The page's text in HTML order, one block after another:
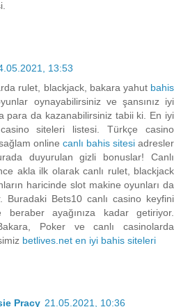
13:53
rulet, blackjack, bakara yahut bahis
oynayabilirsiniz ve şansınız iyi
para da kazanabilirsiniz tabii ki. En iyi
siteleri listesi. Türkçe casino
online canlı bahis sitesi adresler
duyurulan gizli bonuslar! Canlı
akla ilk olarak canlı rulet, blackjack
haricinde slot makine oyunları da
Buradaki Bets10 canlı casino keyfini
beraber ayağınıza kadar getiriyor.
Poker ve canlı casinolarda
betlives.net en iyi bahis siteleri
Pracy 21.05.2021, 10:36